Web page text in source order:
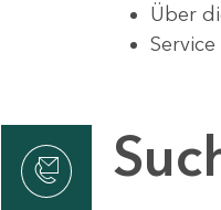
Über
Service